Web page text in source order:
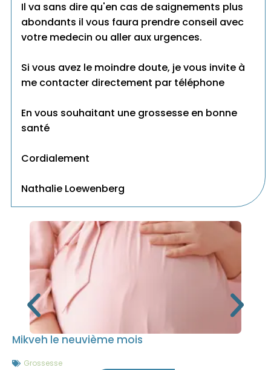
Il va sans dire qu'en cas de saignements plus
abondants il vous faura prendre conseil avec
votre medecin ou aller aux urgences.
Si vous avez le moindre doute, je vous invite à
me contacter directement par téléphone
En vous souhaitant une grossesse en bonne
santé
Cordialement
Nathalie Loewenberg
Mikveh le neuvième mois
Grossesse